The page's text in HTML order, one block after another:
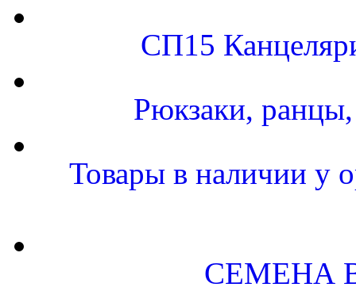
СП15
Рюкзаки,
Товары в наличии у
СЕМЕНА